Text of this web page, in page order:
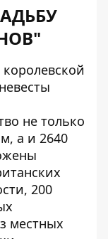
не только
а и 2640
200
местных